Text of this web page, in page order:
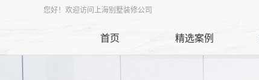
您好！欢迎访问上海别墅装修公司
首页 精选案例